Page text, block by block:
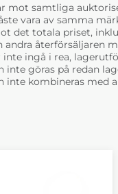
mot samtliga
vara av samma
det totala priset,
andra återförsäljaren
ingå i rea,
inte göras på redan
inte kombineras med